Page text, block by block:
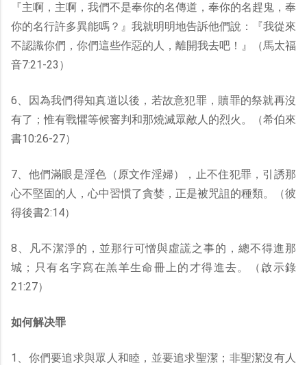
『主啊，主啊，我們不是奉你的名傳道，奉你的名趕鬼，奉
你的名行許多異能嗎？』我就明明地告訴他們說：『我從來
不認識你們，你們這些作惡的人，離開我去吧！』（馬太福
音7:21-23）
6、因為我們得知真道以後，若故意犯罪，贖罪的祭就再沒
有了；惟有戰懼等候審判和那燒滅眾敵人的烈火。（希伯來
書10:26-27）
7、他們滿眼是淫色（原文作淫婦），止不住犯罪，引誘那
心不堅固的人，心中習慣了貪婪，正是被咒詛的種類。（彼
得後書2:14）
8、凡不潔淨的，並那行可憎與虛謊之事的，總不得進那
城；只有名字寫在羔羊生命冊上的才得進去。（啟示錄
21:27）
如何解决罪
1、你們要追求與眾人和睦，並要追求聖潔；非聖潔沒有人